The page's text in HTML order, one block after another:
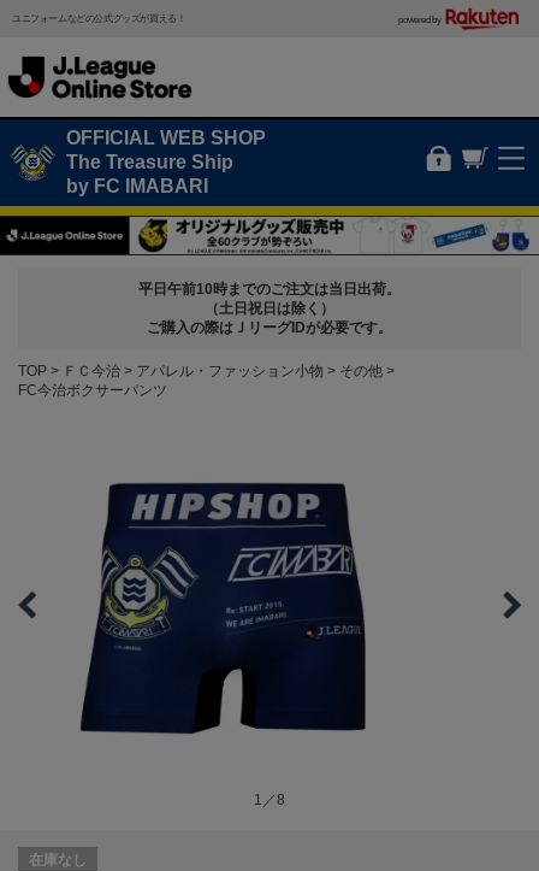
ユニフォームなどの公式グッズが買える！ powered by
OFFICIAL WEB SHOP
The Treasure Ship
by FC IMABARI
平日午前10時までのご注文は当日出荷。
（土日祝日は除く）
ご購入の際はＪリーグIDが必要です。
TOP ＦＣ今治 アパレル・ファッション小物
その他
FC今治ボクサーパンツ
1／8
在庫なし